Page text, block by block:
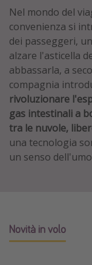
Malta
Canarie
Capo Verde
Tipo di vacanza
Vacanze last
Vacanze all
Vacanze estate
Vacanze al mare
Viaggi per single
Nel mondo del
convenienza si
dei passeggeri,
alzare l'asticella
abbassarla, a
compagnia
rivoluzionare
gas intestinali a
tra le nuvole,
una tecnologia
un senso
Novità in volo